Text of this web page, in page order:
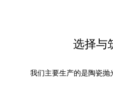
选择与
我们主要生产的是陶瓷